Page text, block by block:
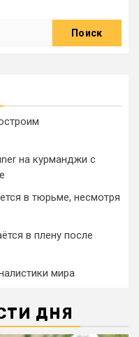
на курманджи с
в тюрьме, несмотря
в плену после
мира
ДНЯ